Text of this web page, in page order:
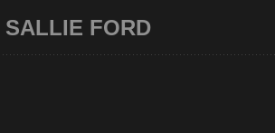
SALLIE FORD